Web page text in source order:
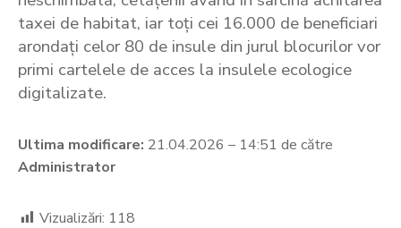
taxei de habitat, iar toți cei 16.000 de beneficiari
arondați celor 80 de insule din jurul blocurilor vor
primi cartelele de acces la insulele ecologice
digitalizate.
Ultima modificare: 21.04.2026 – 14:51 de către
Administrator
Vizualizări: 118